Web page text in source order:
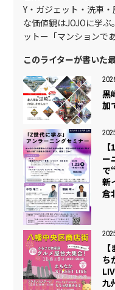
Y・ガジェット・洗車
な価値観はJOJOに学
ットー「マンションで
このライターが書いた
黒
加
ー
で
新
倉
ち
九